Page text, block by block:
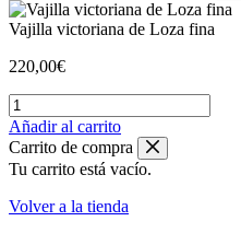
Vajilla victoriana de Loza fina
220,00€
Vajilla
victoriana
de
Loza
fina
cantidad
Añadir al carrito
Carrito de compra
Tu carrito está vacío.
Volver a la tienda